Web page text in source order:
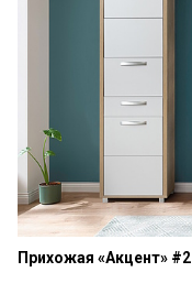
Прихожая «Акцент» #2